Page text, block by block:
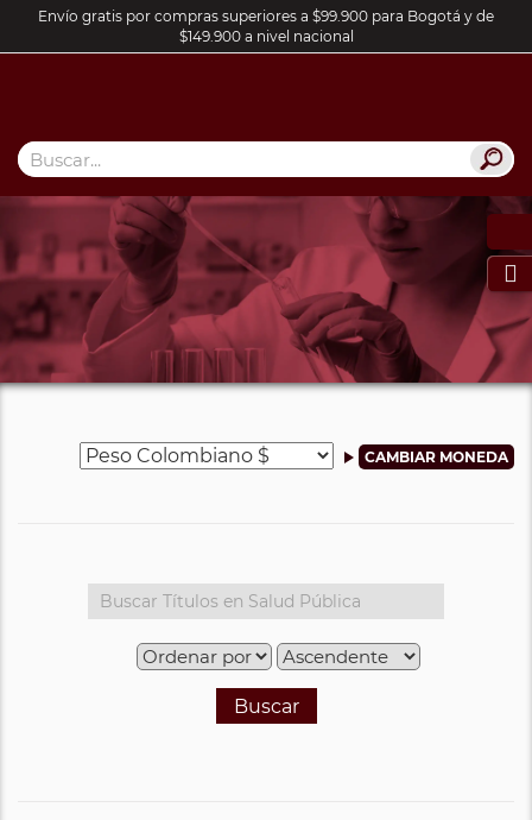
Envío gratis por compras superiores a $99.900 para Bogotá y de
$149.900 a nivel nacional

Buscar